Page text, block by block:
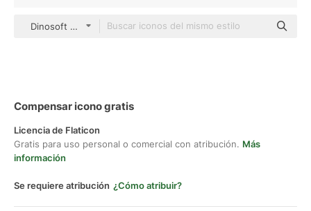
Dinosoft Flat
Compensar icono gratis
Licencia de Flaticon
Gratis para uso personal o comercial con atribución. Más
información
Se requiere atribución ¿Cómo atribuir?